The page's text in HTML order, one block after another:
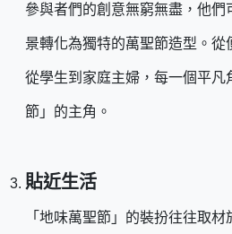
參與者們的創意無窮無盡，他們
景轉化為獨特的萬聖節造型。從
從學生到家庭主婦，每一個平凡
節」的主角。
貼近生活
「地味萬聖節」的裝扮往往取